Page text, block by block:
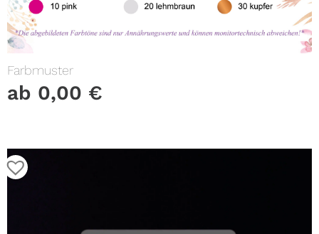
Farbmuster
ab 0,00 €